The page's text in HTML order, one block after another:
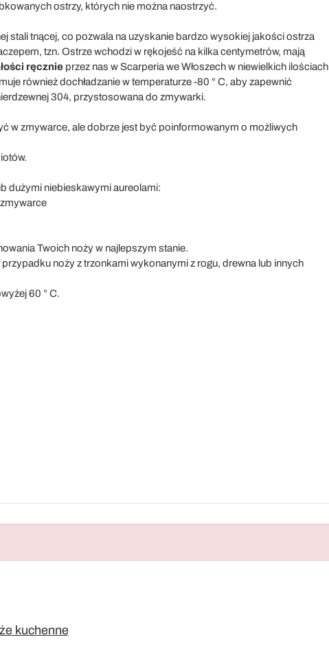
ostrzy, których nie można naostrzyć.
stali tnącej, co pozwala na uzyskanie bardzo wysokiej jakości ostrza
tzn. Ostrze wchodzi w rękojeść na kilka centymetrów, mają
ręcznieprzez nas w Scarperia we Włoszech w niewielkich ilościach
również dochładzanie w temperaturze -80 ° C, aby zapewnić
304, przystosowana do zmywarki.
w zmywarce, ale dobrze jest być poinformowanym o możliwych
dużymi niebieskawymi aureolami:
Twoich noży w najlepszym stanie.
noży z trzonkami wykonanymi z rogu, drewna lub innych
60 ° C.
kuchenne